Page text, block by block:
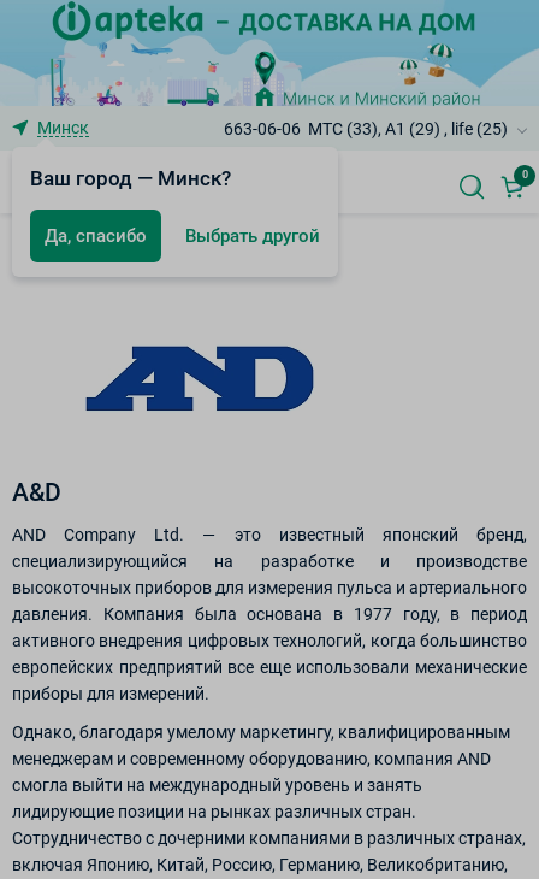
Минск
Ваш город — Минск?
Да, спасибо Выбрать другой
663-06-06 МТС (33), A1 (29) , life (25)
0
Бренды
A&D
AND Company Ltd. — это известный японский бренд,
специализирующийся на разработке и производстве
высокоточных приборов для измерения пульса и артериального
давления. Компания была основана в 1977 году, в период
активного внедрения цифровых технологий, когда большинство
европейских предприятий все еще использовали механические
приборы для измерений.
Однако, благодаря умелому маркетингу, квалифицированным
менеджерам и современному оборудованию, компания AND
смогла выйти на международный уровень и занять
лидирующие позиции на рынках различных стран.
Сотрудничество с дочерними компаниями в различных странах,
включая Японию, Китай, Россию, Германию, Великобританию,